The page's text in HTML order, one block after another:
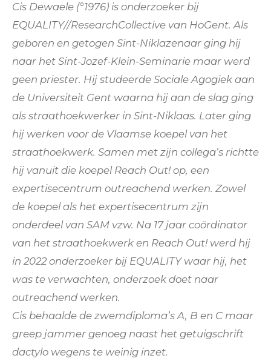
Cis Dewaele (°1976) is onderzoeker bij
EQUALITY//ResearchCollective van HoGent. Als
geboren en getogen Sint-Niklazenaar ging hij
naar het Sint-Jozef-Klein-Seminarie maar werd
geen priester. Hij studeerde Sociale Agogiek aan
de Universiteit Gent waarna hij aan de slag ging
als straathoekwerker in Sint-Niklaas. Later ging
hij werken voor de Vlaamse koepel van het
straathoekwerk. Samen met zijn collega’s richtte
hij vanuit die koepel Reach Out! op, een
expertisecentrum outreachend werken. Zowel
de koepel als het expertisecentrum zijn
onderdeel van SAM vzw. Na 17 jaar coördinator
van het straathoekwerk en Reach Out! werd hij
in 2022 onderzoeker bij EQUALITY waar hij, het
was te verwachten, onderzoek doet naar
outreachend werken.
Cis behaalde de zwemdiploma’s A, B en C maar
greep jammer genoeg naast het getuigschrift
dactylo wegens te weinig inzet.